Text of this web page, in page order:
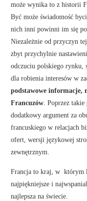
może wynika to z historii
Być może świadomość
nich inni powinni im się
Niezależnie od przyczyn
zbyt przychylnie
odczuciu polskiego rynku,
dla robienia interesów w
podstawowe informacje,
Francuzów. Poprzez takie
dodatkowy argument za
francuskiego w relacjach
ofert, wersji językowej
zewnętrznym.
Francja to kraj, w którym
najpiękniejsze i
najlepsza na świecie.